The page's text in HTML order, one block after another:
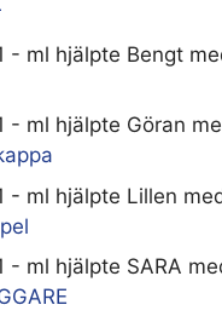
- ml hjälpte Bengt
- ml hjälpte Göran
- ml hjälpte Lillen
- ml hjälpte SARA